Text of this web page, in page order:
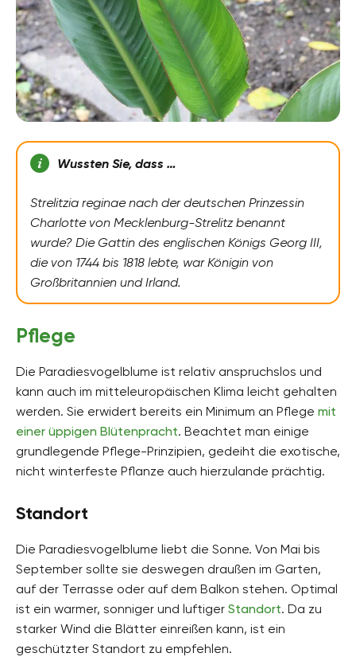
Wussten Sie, dass …
Strelitzia reginae nach der deutschen Prinzessin
Charlotte von Mecklenburg-Strelitz benannt
wurde? Die Gattin des englischen Königs Georg III,
die von 1744 bis 1818 lebte, war Königin von
Großbritannien und Irland.
Pflege
Die Paradiesvogelblume ist relativ anspruchslos und
kann auch im mitteleuropäischen Klima leicht gehalten
werden. Sie erwidert bereits ein Minimum an Pflege mit
einer üppigen Blütenpracht. Beachtet man einige
grundlegende Pflege-Prinzipien, gedeiht die exotische,
nicht winterfeste Pflanze auch hierzulande prächtig.
Standort
Die Paradiesvogelblume liebt die Sonne. Von Mai bis
September sollte sie deswegen draußen im Garten,
auf der Terrasse oder auf dem Balkon stehen. Optimal
ist ein warmer, sonniger und luftiger Standort. Da zu
starker Wind die Blätter einreißen kann, ist ein
geschützter Standort zu empfehlen.